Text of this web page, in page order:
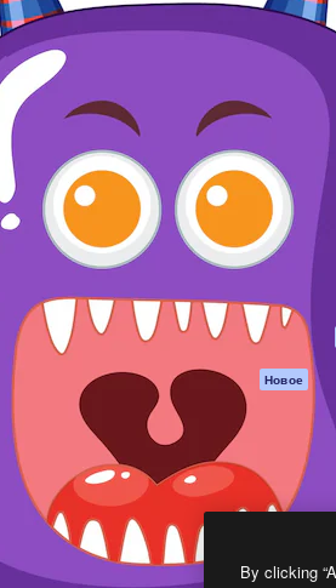
для создания
Более 1 миллиона
креаторов,
и студий.
Продукция
ИИ-помощник
Генератор
изображений ИИ
Генератор видео
ИИ
Генератор голоса
на основе ИИ
Стоковый контент
MCP для
Claude/ChatGPT
Агенты Новое
Мобильное
приложение
Все инструменты
Magnific
By clicking